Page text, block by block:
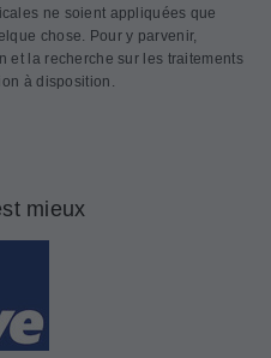
ne soient appliquées que
chose. Pour y parvenir,
et la recherche sur les traitements
à disposition.
mieux